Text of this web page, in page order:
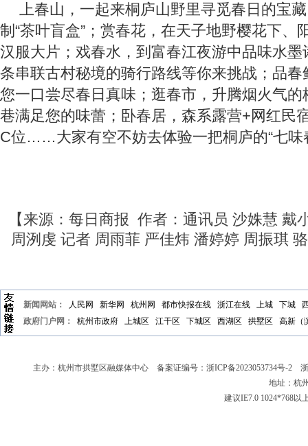
上春山，一起来桐庐山野里寻觅春日的宝
制“茶叶盲盒”；赏春花，在天子地野樱花下、
汉服大片；戏春水，到富春江夜游中品味水
条串联古村秘境的骑行路线等你来挑战；品
您一口尝尽春日真味；逛春市，升腾烟火气
巷满足您的味蕾；卧春居，森系露营+网红民
C位……大家有空不妨去体验一把桐庐的“七味
【来源：每日商报 作者：通讯员 沙姝慧 戴
周洌虔 记者 周雨菲 严佳炜 潘婷婷 周振琪
新闻网站： 人民网 新华网 杭州网 都市快报在线 浙江在线 上城 下城
政府门户网：
杭州市政府 上城区 江干区 下城区 西湖区 拱墅区 高新（
主办：杭州市拱墅区融媒体中心 备案证编号： 浙ICP备2023053734号-2 浙
地址：杭
建议IE7.0 1024*768